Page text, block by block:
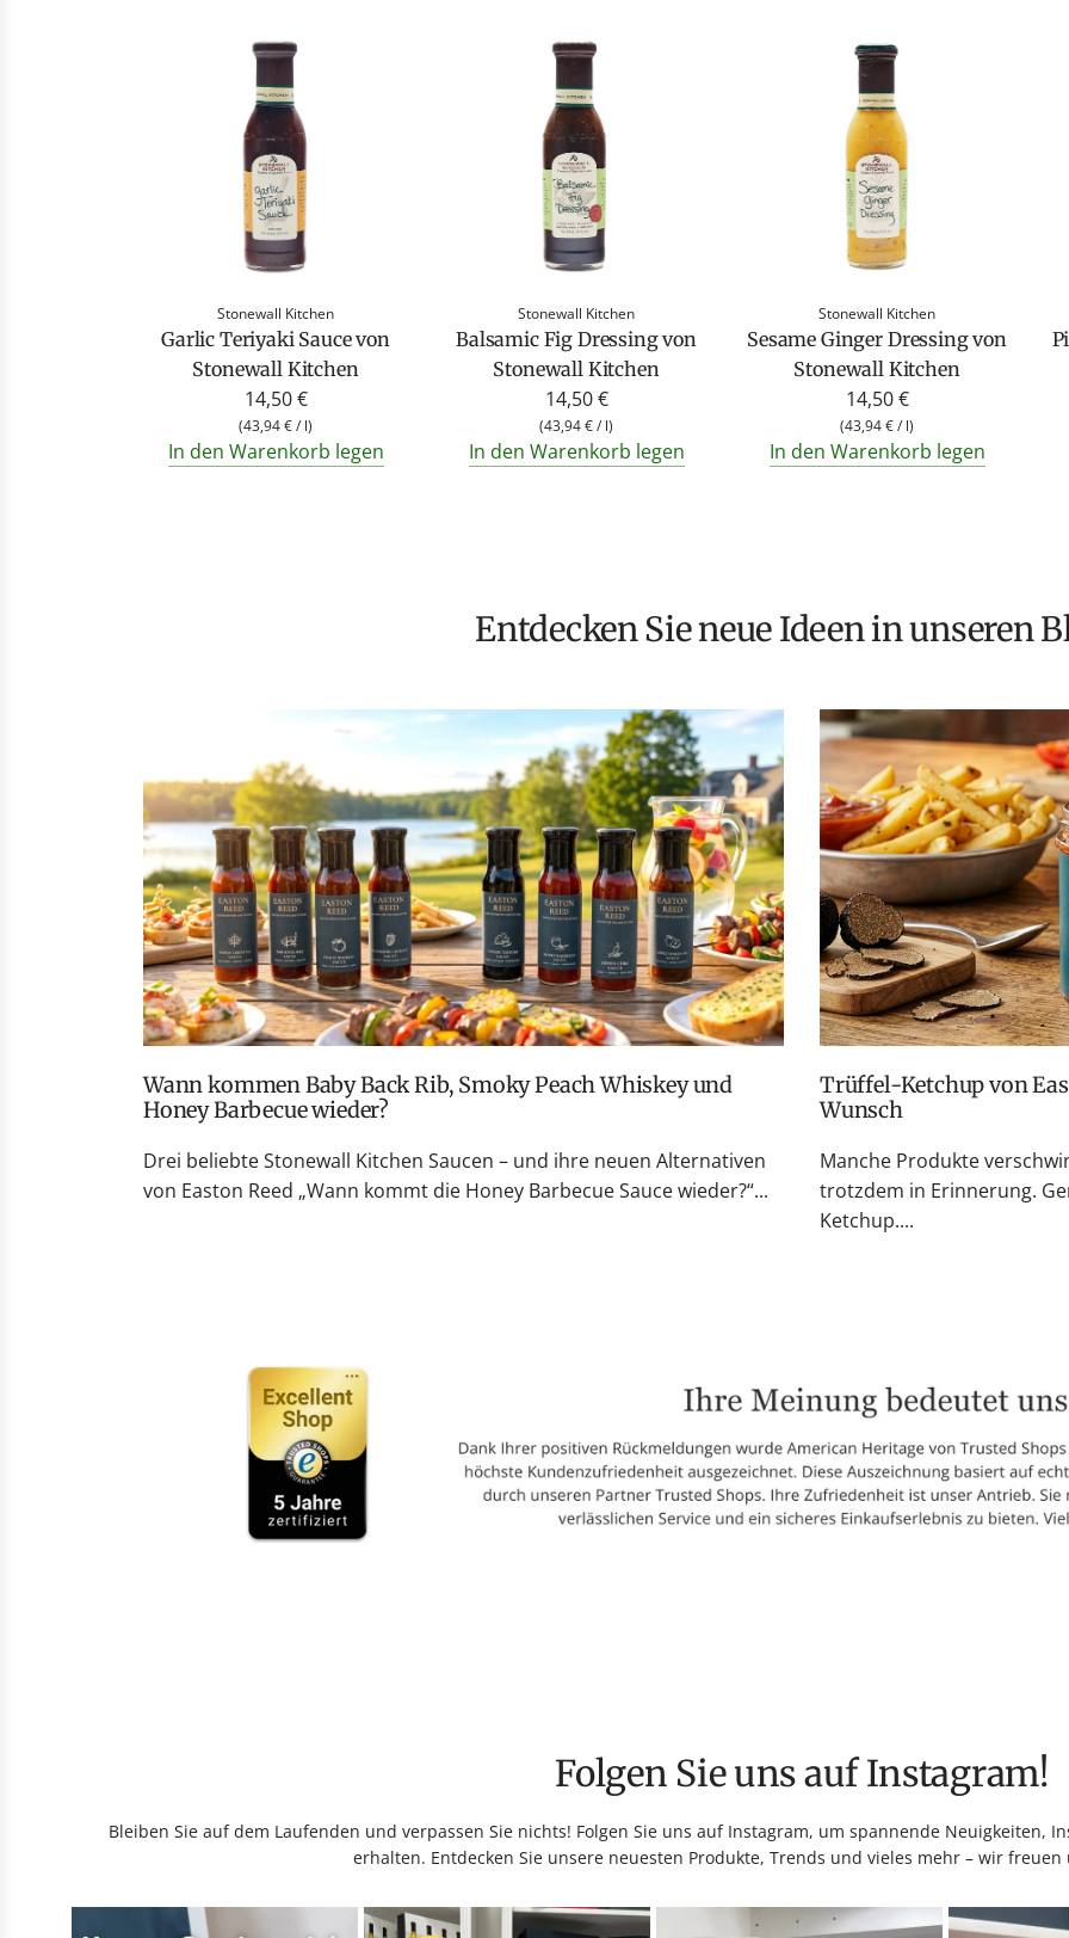
Stonewall Kitchen
Garlic Teriyaki Sauce von
Stonewall Kitchen
14,50 €
(43,94 €/ l)
In den Warenkorb legen
Stonewall Kitchen
Balsamic Fig Dressing von
Stonewall Kitchen
14,50 €
(43,94 €/ l)
In den Warenkorb legen
Stonewall Kitchen
Sesame Ginger Dressing von
Stonewall Kitchen
14,50 €
(43,94 €/ l)
In den Warenkorb legen
Entdecken Sie neue Ideen in unseren
Wann kommen Baby Back Rib, Smoky Peach Whiskey und
Honey Barbecue wieder?
Drei beliebte Stonewall Kitchen Saucen – und ihre neuen Alternativen
von Easton Reed „Wann kommt die Honey Barbecue Sauce wieder?“...
Trüffel-Ketchup von Easton Reed: Zurück auf vielfachen
Wunsch
Manche Produkte
trotzdem in Erinnerung.
Ketchup....
Folgen Sie uns auf Instagram!
Bleiben Sie auf dem Laufenden und verpassen Sie nichts! Folgen Sie uns auf Instagram, um spannende Neuigkeiten,
erhalten. Entdecken Sie unsere neuesten Produkte, Trends und vieles mehr – wir freuen